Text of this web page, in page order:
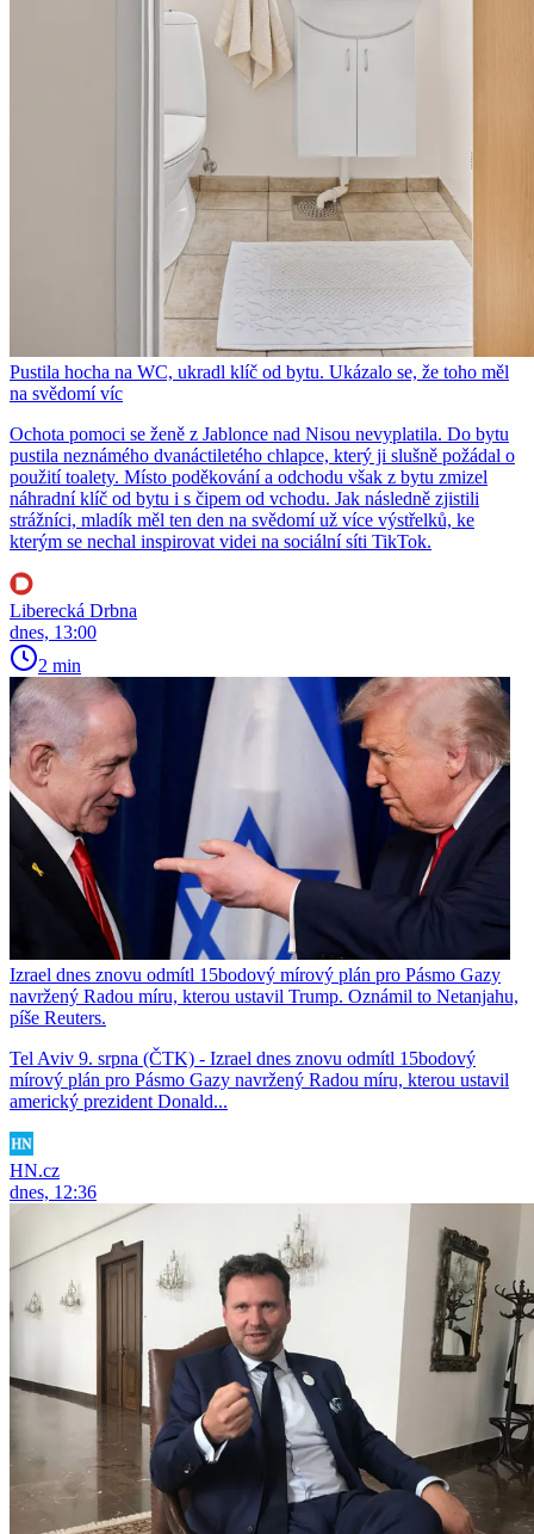
Pustila hocha na WC, ukradl klíč od bytu. Ukázalo se, že toho měl
na svědomí víc
Ochota pomoci se ženě z Jablonce nad Nisou nevyplatila. Do bytu
pustila neznámého dvanáctiletého chlapce, který ji slušně požádal o
použití toalety. Místo poděkování a odchodu však z bytu zmizel
náhradní klíč od bytu i s čipem od vchodu. Jak následně zjistili
strážníci, mladík měl ten den na svědomí už více výstřelků, ke
kterým se nechal inspirovat videi na sociální síti TikTok.
Liberecká Drbna
dnes, 13:00
2 min
Izrael dnes znovu odmítl 15bodový mírový plán pro Pásmo Gazy
navržený Radou míru, kterou ustavil Trump. Oznámil to Netanjahu,
píše Reuters.
Tel Aviv 9. srpna (ČTK) - Izrael dnes znovu odmítl 15bodový
mírový plán pro Pásmo Gazy navržený Radou míru, kterou ustavil
americký prezident Donald...
HN.cz
dnes, 12:36